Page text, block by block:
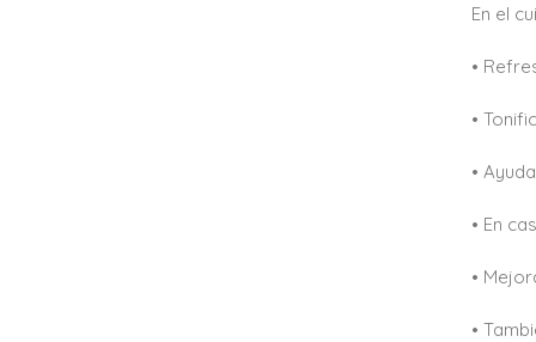
En el
•
•
•
• En
•
•